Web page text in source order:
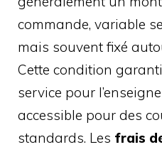
commande, variable
mais souvent fixé
Cette condition
service pour
accessible pour des
standards. Les frais